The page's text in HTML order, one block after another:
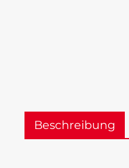
Beschreibung